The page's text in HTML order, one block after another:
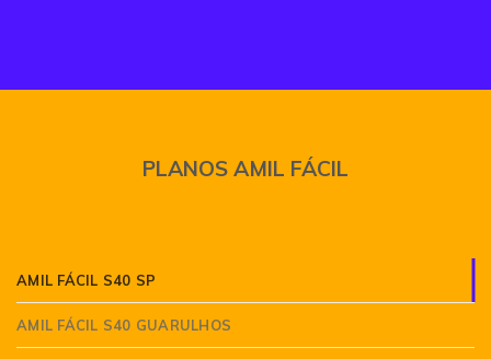
PLANOS AMIL FÁCIL
AMIL FÁCIL S40 SP
AMIL FÁCIL S40 GUARULHOS